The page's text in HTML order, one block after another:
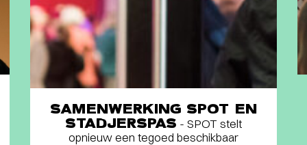
SAMENWERKING SPOT EN
STADJERSPAS - SPOT stelt
opnieuw een tegoed beschikbaar